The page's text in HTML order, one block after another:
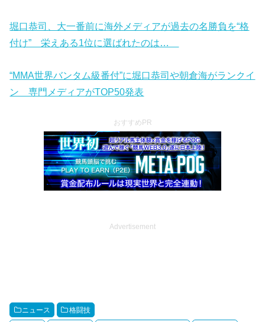
堀口恭司、大一番前に海外メディアが過去の名勝負を“格
付け” 栄えある1位に選ばれたのは…
“MMA世界バンタム級番付”に堀口恭司や朝倉海がランクイ
ン 専門メディアがTOP50発表
おすすめPR
Advertisement
ニュース 格闘技